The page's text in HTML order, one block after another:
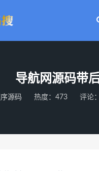
导航网源码带
源码 热度：473 评论：